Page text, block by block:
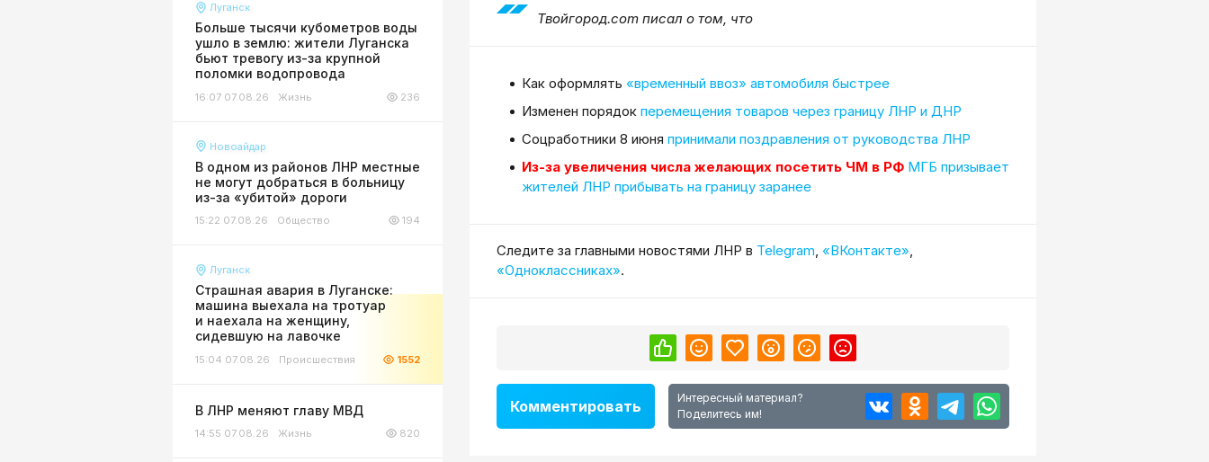
Луганск
Больше тысячи кубометров воды
ушло в землю: жители Луганска
бьют тревогу из-за крупной
поломки водопровода
16:07 07.08.26 Жизнь 236
Новоайдар
В одном из районов ЛНР местные
не могут добраться в больницу
из-за «убитой» дороги
15:22 07.08.26 Общество 194
Луганск
Страшная авария в Луганске:
машина выехала на тротуар
и наехала на женщину,
сидевшую на лавочке
15:04 07.08.26 Происшествия 1552
В ЛНР меняют главу МВД
14:55 07.08.26 Жизнь 820
Твойгород.com писал о том, что
Как оформлять «временный ввоз» автомобиля быстрее
Изменен порядок перемещения товаров через границу ЛНР и ДНР
Соцработники 8 июня принимали поздравления от руководства ЛНР
Из-за увеличения числа желающих посетить ЧМ в РФ МГБ призывает
жителей ЛНР прибывать на границу заранее
Cледите за главными новостями ЛНР в Telegram, «ВКонтакте»,
«Одноклассниках».
Комментировать
Интересный материал?
Поделитесь им!